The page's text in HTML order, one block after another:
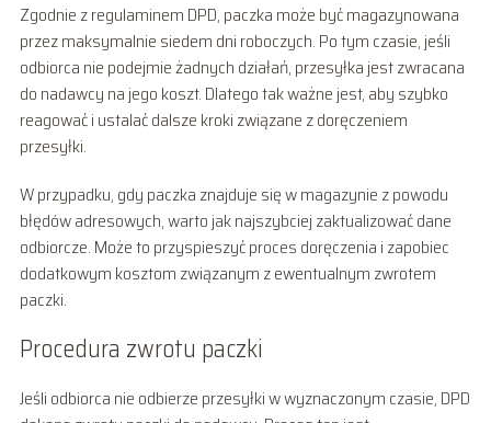
Zgodnie z regulaminem DPD, paczka może być magazynowana
przez maksymalnie siedem dni roboczych. Po tym czasie, jeśli
odbiorca nie podejmie żadnych działań, przesyłka jest zwracana
do nadawcy na jego koszt. Dlatego tak ważne jest, aby szybko
reagować i ustalać dalsze kroki związane z doręczeniem
przesyłki.
W przypadku, gdy paczka znajduje się w magazynie z powodu
błędów adresowych, warto jak najszybciej zaktualizować dane
odbiorcze. Może to przyspieszyć proces doręczenia i zapobiec
dodatkowym kosztom związanym z ewentualnym zwrotem
paczki.
Procedura zwrotu paczki
Jeśli odbiorca nie odbierze przesyłki w wyznaczonym czasie, DPD